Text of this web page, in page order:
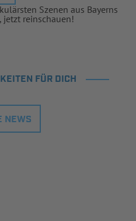
Szenen aus Bayerns
reinschauen!
FÜR DICH
NEWS